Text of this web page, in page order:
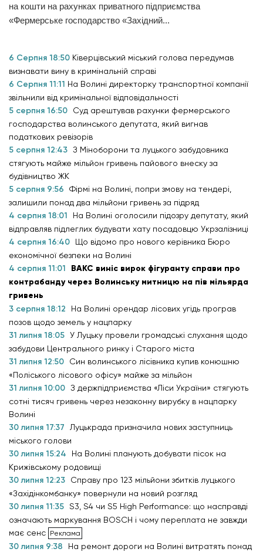
на кошти на рахунках приватного підприємства
«Фермерське господарство «Західний...
6 Серпня 18:50 Ківерцівський міський голова передумав
визнавати вину в кримінальній справі
6 Серпня 11:11 На Волині директорку транспортної компанії
звільнили від кримінальної відповідальності
5 серпня 16:50
Суд арештував рахунки фермерського
господарства волинського депутата, який вигнав
податкових ревізорів
5 серпня 12:43 З Міноборони та луцького забудовника
стягують майже мільйон гривень пайового внеску за
будівництво ЖК
5 серпня 9:56
Фірмі на Волині, попри змову на тендері,
залишили понад два мільйони гривень за підряд
4 серпня 18:01
На Волині оголосили підозру депутату, який
відправляв підлеглих будувати хату посадовцю Укрзалізниці
4 серпня 16:40
Що відомо про нового керівника Бюро
економічної безпеки на Волині
4 серпня 11:01
ВАКС виніс вирок фігуранту справи про
контрабанду через Волинську митницю на пів мільярда
гривень
3 серпня 18:12
На Волині орендар лісових угідь програв
позов щодо земель у нацпарку
31 липня 18:05 У Луцьку провели громадські слухання щодо
забудови Центрального ринку і Старого міста
31 липня 12:50
Син волинського лісівника купив конюшню
«Поліського лісового офісу» майже за мільйон
31 липня 10:00 З держпідприємства «Ліси України» стягують
сотні тисяч гривень через незаконну вирубку в нацпарку
Волині
30 липня 17:37
Луцькрада призначила нових заступниць
міського голови
30 липня 15:24
На Волині планують добувати пісок на
Крижівському родовищі
30 липня 12:23
Справу про 123 мільйони збитків луцького
«Західінкомбанку» повернули на новий розгляд
30 липня 11:35 S3, S4 чи S5 High Performance: що насправді
означають маркування BOSCH і чому переплата не завжди
має сенс
30 липня 9:38
На ремонт дороги на Волині витратять понад